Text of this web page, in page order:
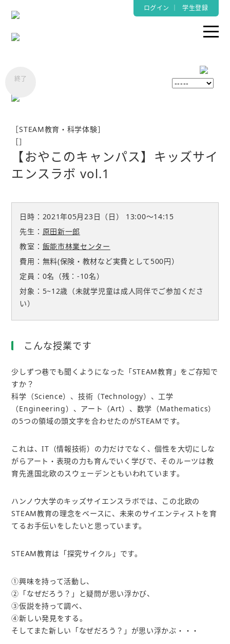
ログイン 学生登録
［STEAM教育・科学体験］
［］
【おやこのキャンパス】キッズサイ
エンスラボ vol.1
日時：2021年05月23日（日） 13:00〜14:15
先生： 原田新一郎
教室： 飯能市林業センター
費用：無料(保険・教材など実費として500円）
定員：0名（残：-10名）
対象：5~12歳（未就学児童は成人同伴でご参加くださ
い）
こんな授業です
少しずつ巷でも聞くようになった「STEAM教育」をご存知で
すか？
科学（Science）、技術（Technology）、工学
（Engineering）、アート（Art）、数学（Mathematics）
の5つの領域の頭文字を合わせたのがSTEAMです。
これは、IT（情報技術）の力だけでなく、個性を大切にしな
がらアート・表現の力も育んでいく学びで、そのルーツは教
育先進国北欧のスウェーデンともいわれています。
ハンノウ大学のキッズサイエンスラボでは、この北欧の
STEAM教育の理念をベースに、未来のサイエンティストを育
てるお手伝いをしたいと思っています。
STEAM教育は「探究サイクル」です。
①興味を持って活動し、
②「なぜだろう？」と疑問が思い浮かび、
③仮説を持って調べ、
④新しい発見をする。
そしてまた新しい「なぜだろう？」が思い浮かぶ・・・